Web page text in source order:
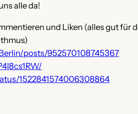
alle da!
und Liken (alles gut für
posts/952570108745367
1522841574006308864